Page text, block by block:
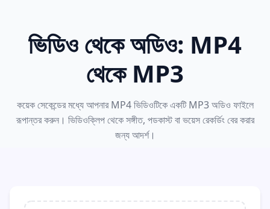
ভিডিও থেকে অডিও: MP4
থেকে MP3
কয়েক সেকেন্ডের মধ্যে আপনার MP4 ভিডিওটিকে একটি MP3 অডিও ফাইলে
রূপান্তর করুন। ভিডিওক্লিপ থেকে সঙ্গীত, পডকাস্ট বা ভয়েস রেকর্ডিং বের করার
জন্য আদর্শ।